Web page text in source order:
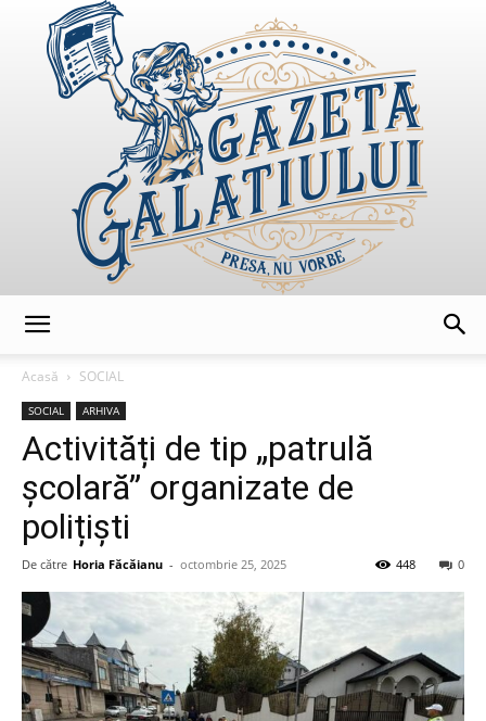
Acasă
SOCIAL
SOCIAL ARHIVA
Activități de tip „patrulă
școlară” organizate de
polițiști
De către Horia Făcăianu - octombrie 25, 2025 0
448